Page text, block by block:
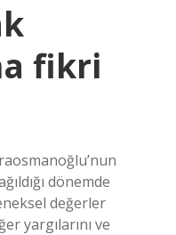
fikri
dönemde
değerler
yargılarını ve